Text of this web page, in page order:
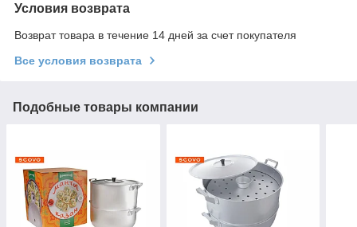
Условия возврата
Возврат товара в течение 14 дней за счет покупателя
Все условия возврата
Подобные товары компании